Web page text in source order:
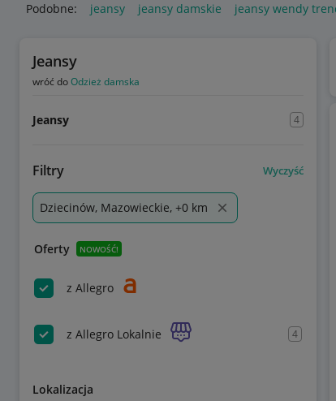
Podobne: jeansy jeansy damskie jeansy wendy
Jeansy
wróć doOdzież damska
Jeansy 4
Filtry Wyczyść
Dziecinów, Mazowieckie, +0 km
Oferty NOWOŚĆ!
z Allegro
z Allegro Lokalnie 4
Lokalizacja